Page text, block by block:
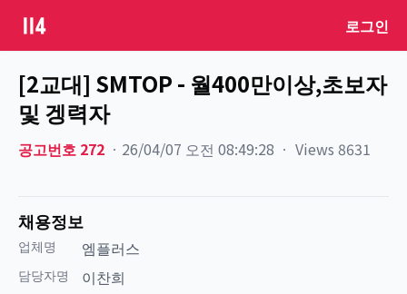
로그인
[2교대] SMTOP - 월400만이상,초보자
및 겡력자
공고번호 272 ㆍ 26/04/07 오전 08:49:28 ㆍ Views 8631
채용정보
업체명 엠플러스
담당자명 이찬희